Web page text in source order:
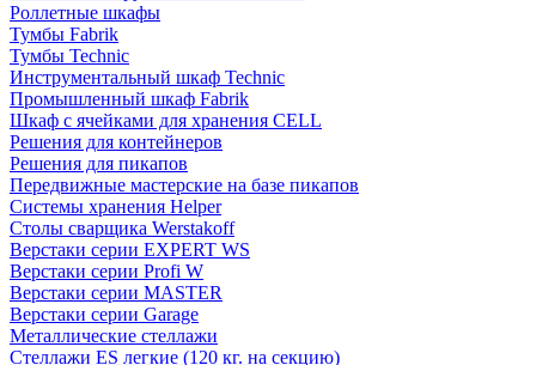
Роллетные шкафы
Тумбы Fabrik
Тумбы Technic
Инструментальный шкаф Technic
Промышленный шкаф Fabrik
Шкаф с ячейками для хранения CELL
Решения для контейнеров
Решения для пикапов
Передвижные мастерские на базе пикапов
Системы хранения Helper
Столы сварщика Werstakoff
Верстаки серии EXPERT WS
Верстаки серии Profi W
Верстаки серии MASTER
Верстаки серии Garage
Металлические стеллажи
Стеллажи ES легкие (120 кг. на секцию)